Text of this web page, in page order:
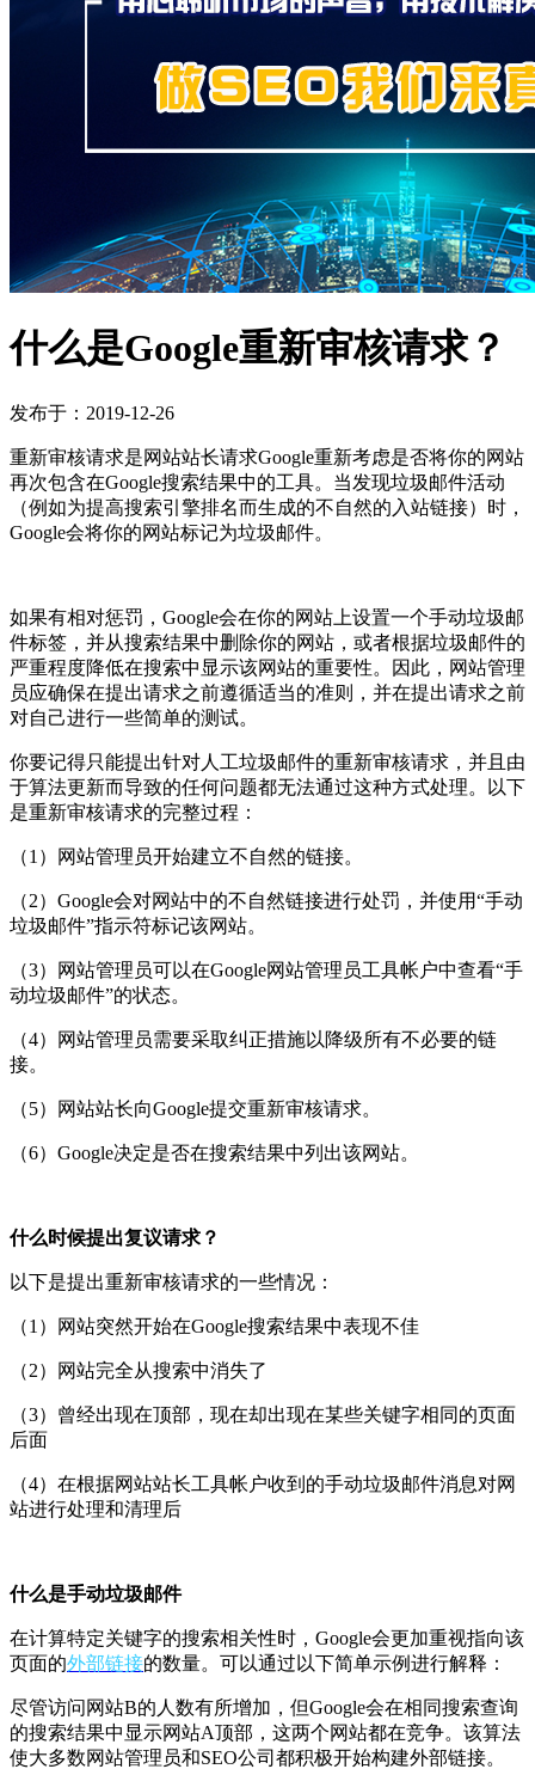
什么是Google重新审核请求？
发布于：2019-12-26
重新审核请求是网站站长请求Google重新考虑是否将你的网站
再次包含在Google搜索结果中的工具。当发现垃圾邮件活动
（例如为提高搜索引擎排名而生成的不自然的入站链接）时，
Google会将你的网站标记为垃圾邮件。
如果有相对惩罚，Google会在你的网站上设置一个手动垃圾邮
件标签，并从搜索结果中删除你的网站，或者根据垃圾邮件的
严重程度降低在搜索中显示该网站的重要性。因此，网站管理
员应确保在提出请求之前遵循适当的准则，并在提出请求之前
对自己进行一些简单的测试。
你要记得只能提出针对人工垃圾邮件的重新审核请求，并且由
于算法更新而导致的任何问题都无法通过这种方式处理。以下
是重新审核请求的完整过程：
（1）网站管理员开始建立不自然的链接。
（2）Google会对网站中的不自然链接进行处罚，并使用“手动
垃圾邮件”指示符标记该网站。
（3）网站管理员可以在Google网站管理员工具帐户中查看“手
动垃圾邮件”的状态。
（4）网站管理员需要采取纠正措施以降级所有不必要的链
接。
（5）网站站长向Google提交重新审核请求。
（6）Google决定是否在搜索结果中列出该网站。
什么时候提出复议请求？
以下是提出重新审核请求的一些情况：
（1）网站突然开始在Google搜索结果中表现不佳
（2）网站完全从搜索中消失了
（3）曾经出现在顶部，现在却出现在某些关键字相同的页面
后面
（4）在根据网站站长工具帐户收到的手动垃圾邮件消息对网
站进行处理和清理后
什么是手动垃圾邮件
在计算特定关键字的搜索相关性时，Google会更加重视指向该
页面的外部链接的数量。可以通过以下简单示例进行解释：
尽管访问网站B的人数有所增加，但Google会在相同搜索查询
的搜索结果中显示网站A顶部，这两个网站都在竞争。该算法
使大多数网站管理员和SEO公司都积极开始构建外部链接。